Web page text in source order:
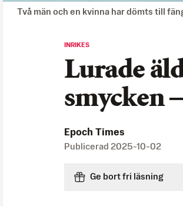
Två män och en kvinna har dömts till
INRIKES
Lurade
smycken
Epoch Times
Publicerad 2025-10-02
Ge bort fri läsning